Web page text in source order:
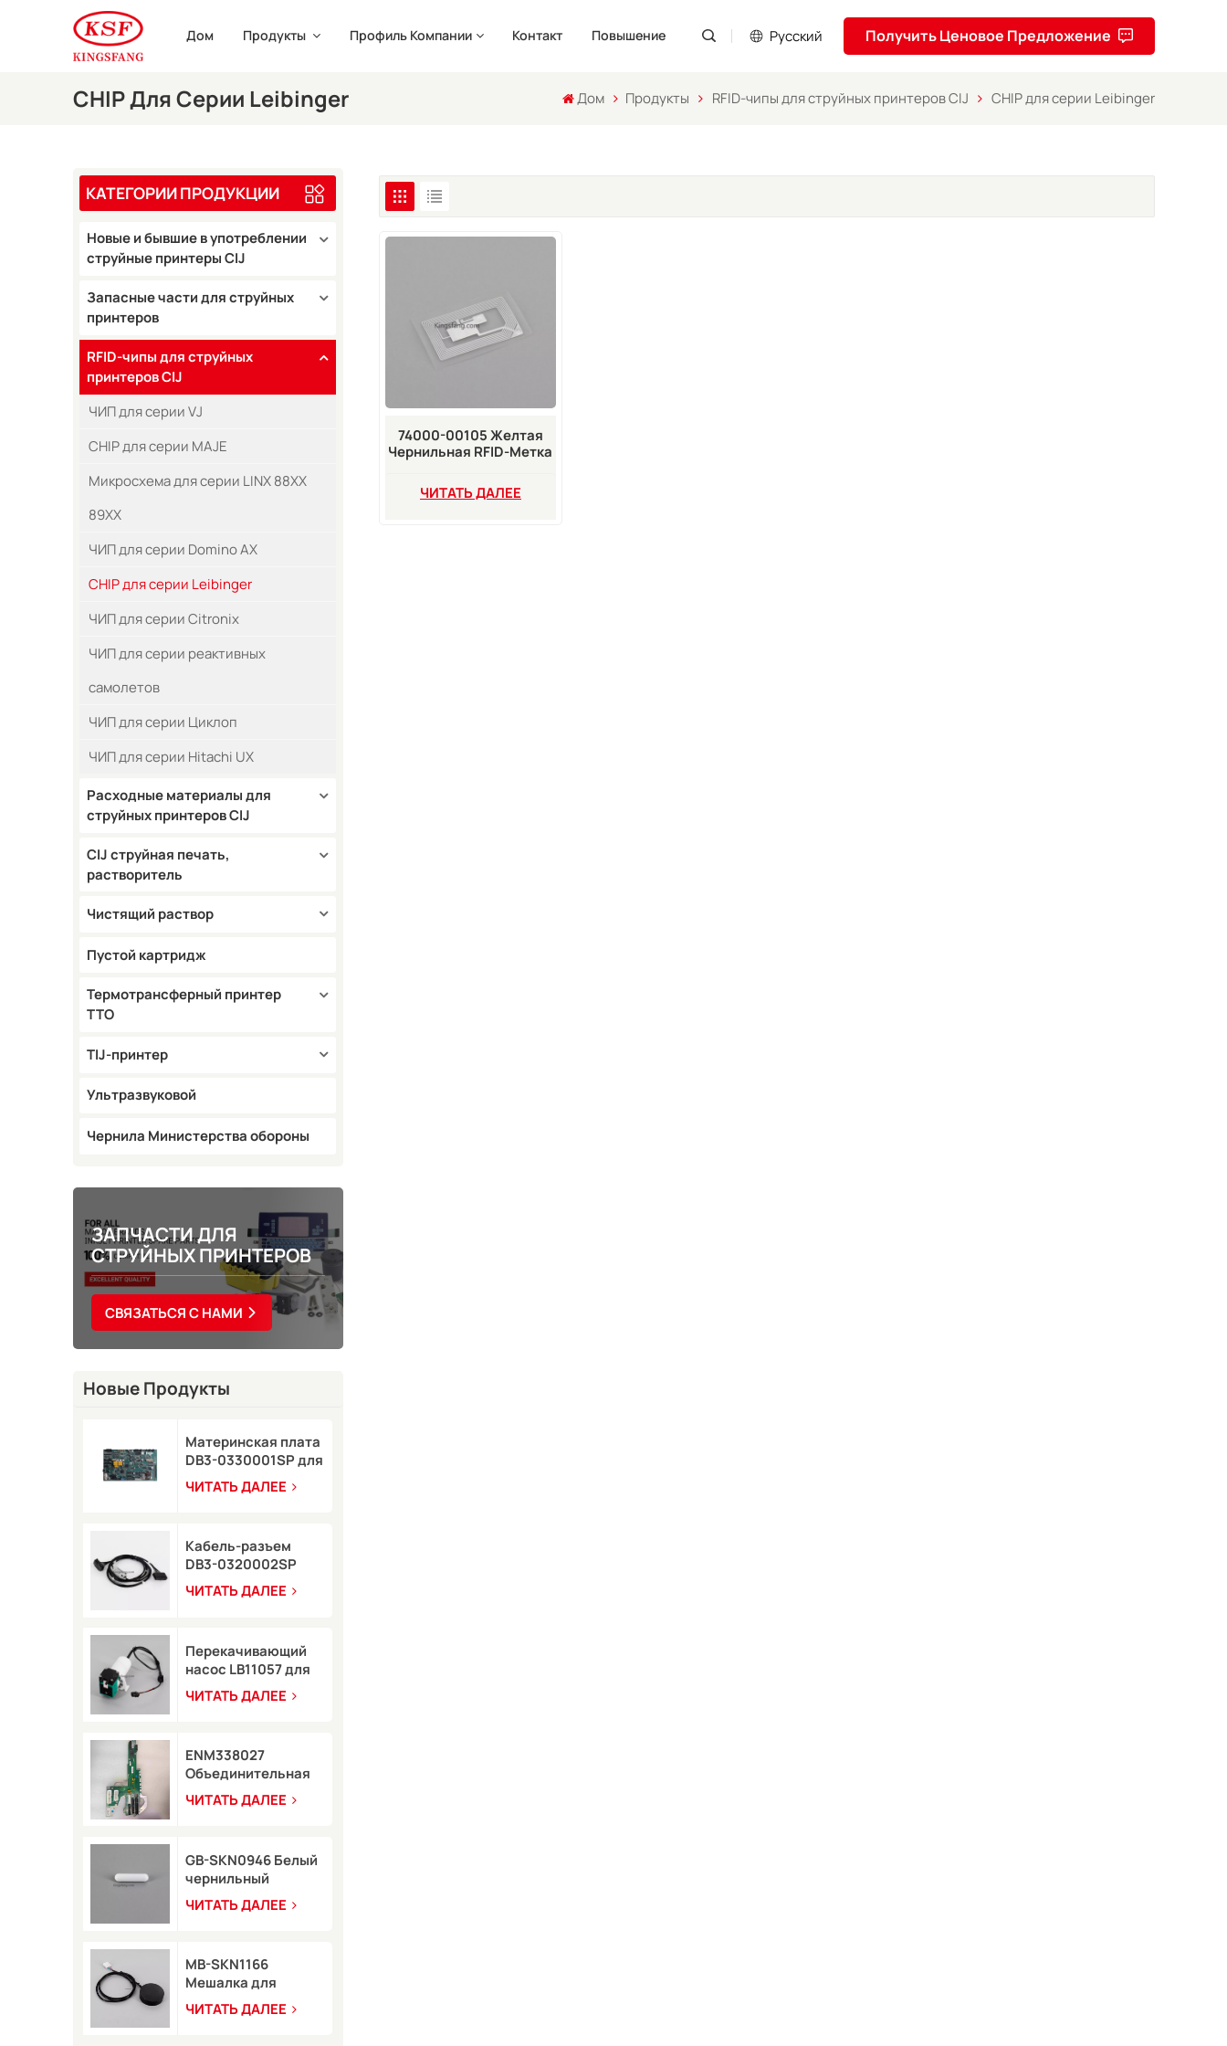
Дом Продукты Профиль Компании Контакт Повышение Pусский Получить Ценовое Предложение
CHIP Для Серии Leibinger Дом Продукты RFID-чипы для струйных принтеров CIJ CHIP для серии Leibinger
КАТЕГОРИИ ПРОДУКЦИИ
Новые и бывшие в употреблении
струйные принтеры CIJ
Запасные части для струйных
принтеров
RFID-чипы для струйных
принтеров CIJ
ЧИП для серии VJ
CHIP для серии MAJE
Микросхема для серии LINX 88XX
89XX
ЧИП для серии Domino AX
CHIP для серии Leibinger
ЧИП для серии Citronix
ЧИП для серии реактивных
самолетов
ЧИП для серии Циклоп
ЧИП для серии Hitachi UX
Расходные материалы для
струйных принтеров CIJ
CIJ струйная печать,
растворитель
Чистящий раствор
Пустой картридж
Термотрансферный принтер
TTO
TIJ-принтер
Ультразвуковой
Чернила Министерства обороны
ЗАПЧАСТИ ДЛЯ
СТРУЙНЫХ ПРИНТЕРОВ
СВЯЗАТЬСЯ С НАМИ
Новые Продукты
Материнская плата
DB3-0330001SP для
струйного принтера
Domino A-GP
ЧИТАТЬ ДАЛЕЕ
Кабель-разъем
DB3-0320002SP
серии A для
струйного принтера
ЧИТАТЬ ДАЛЕЕ
Перекачивающий
насос LB11057 для
струйного принтера
8900
ЧИТАТЬ ДАЛЕЕ
ENM338027
Объединительная
плата в сборе для
принтера Markem-
ЧИТАТЬ ДАЛЕЕ
GB-SKN0946 Белый
чернильный
стержень для
струйного принтера
ЧИТАТЬ ДАЛЕЕ
MB-SKN1166
Мешалка для
пигментов Rottweil
для типа M/R
ЧИТАТЬ ДАЛЕЕ
74000-00105 Желтая
Чернильная RFID-Метка
Leibinger Jet2neo
ЧИТАТЬ ДАЛЕЕ